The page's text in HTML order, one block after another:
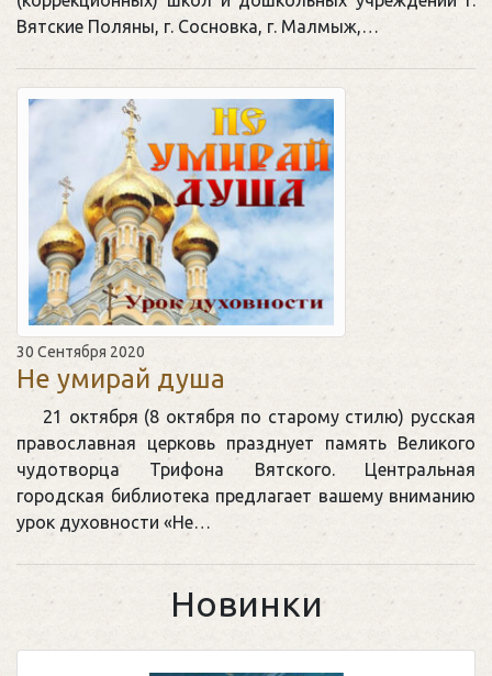
Вятские Поляны, г. Сосновка, г. Малмыж,…
30 Сентября 2020
Не умирай душа
21 октября (8 октября по старому стилю) русская
православная церковь празднует память Великого
чудотворца Трифона Вятского. Центральная
городская библиотека предлагает вашему вниманию
урок духовности «Не…
Новинки